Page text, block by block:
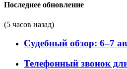
Последнее обновление
(5 часов назад)
Судебный обзор: 6–7
Телефонный звонок